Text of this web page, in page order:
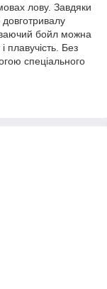
лову. Завдяки
довготривалу
бойл можна
плавучість. Без
спеціального